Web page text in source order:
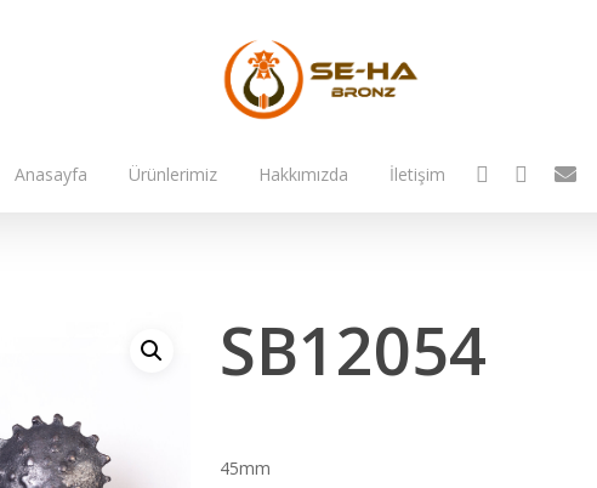
Anasayfa Ürünlerimiz Hakkımızda İletişim facebookinstagram
email
SB12054
45mm